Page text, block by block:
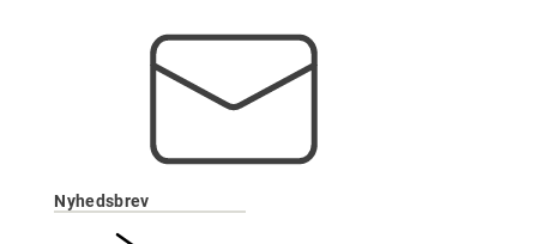
Nyhedsbrev